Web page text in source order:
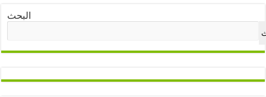
البحث